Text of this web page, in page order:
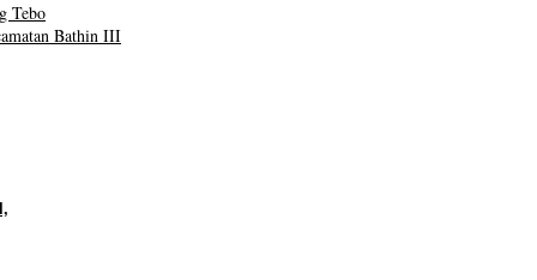
Tebo
Bathin III